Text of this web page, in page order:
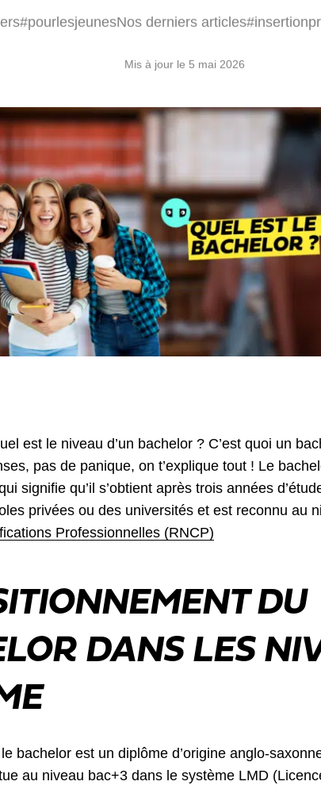
#pourlesjeunesNos derniers articles
Mis à jour le 5 mai 2026
est le niveau d’un bachelor ? C’est quoi un
pas de panique, on t’explique tout ! Le
signifie qu’il s’obtient après trois années
privées ou des universités et est reconnu au
Professionnelles (RNCP)
DU
DANS LES
bachelor est un diplôme d’origine anglo-
au niveau bac+3 dans le système LMD